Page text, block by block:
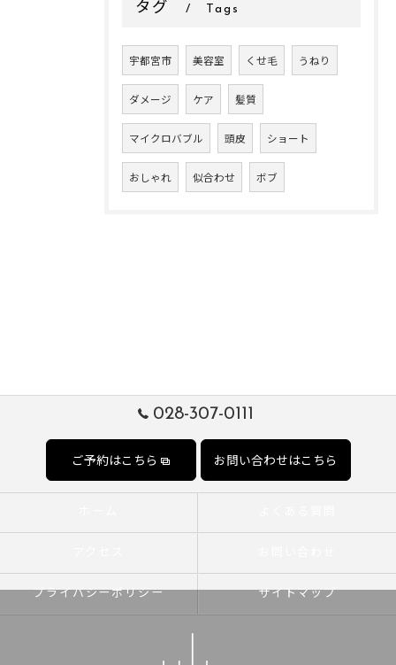
タグ Tags
宇都宮市 美容室 くせ毛 うねり
ダメージ ケア 髪質
マイクロバブル 頭皮 ショート
おしゃれ 似合わせ ボブ
028-307-0111
ご予約はこちら お問い合わせはこちら
プライバシーポリシー サイトマップ